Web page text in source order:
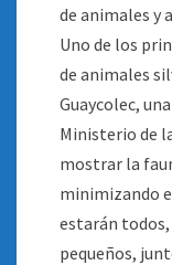
de animales y
Uno de los
de animales
Guaycolec,
Ministerio de
mostrar la
minimizando
estarán
pequeños,